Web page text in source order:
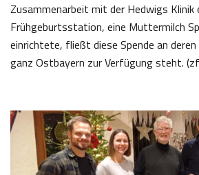
Zusammenarbeit mit der Hedwigs Klinik
Frühgeburtsstation, eine Muttermilch
einrichtete, fließt diese Spende an
ganz Ostbayern zur Verfügung steht.